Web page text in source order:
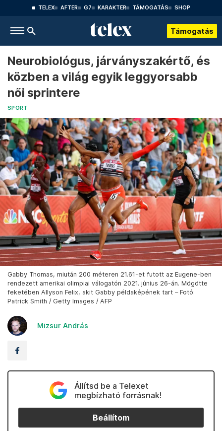
TELEX AFTER G7 KARAKTER TÁMOGATÁS SHOP
Támogatás
Neurobiológus, járványszakértő, és
közben a világ egyik leggyorsabb
női sprintere
SPORT
Gabby Thomas, miután 200 méteren 21.61-et futott az Eugene-ben
rendezett amerikai olimpiai válogatón 2021. június 26-án. Mögötte
feketében Allyson Felix, akit Gabby példaképének tart – Fotó:
Patrick Smith / Getty Images / AFP
Mizsur András
Állítsd be a Telexet
megbízható forrásnak!
Beállítom